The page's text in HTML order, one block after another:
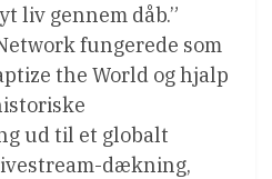
liv gennem dåb.”
fungerede som
the World og hjalp
ud til et globalt
dækning,